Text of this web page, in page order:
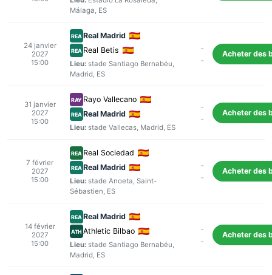
Málaga, ES
24 janvier
2027
15:00
REA Real Madrid
REA Real Betis
Lieu: stade Santiago Bernabéu,
Madrid, ES
-
-
Acheter des
31 janvier
2027
15:00
RAY Rayo Vallecano
REA Real Madrid
Lieu: stade Vallecas, Madrid, ES
-
-
Acheter des
7 février
2027
15:00
REA Real Sociedad
REA Real Madrid
Lieu: stade Anoeta, Saint-
Sébastien, ES
-
-
Acheter des
14 février
2027
15:00
REA Real Madrid
ATH Athletic Bilbao
Lieu: stade Santiago Bernabéu,
Madrid, ES
-
-
Acheter des